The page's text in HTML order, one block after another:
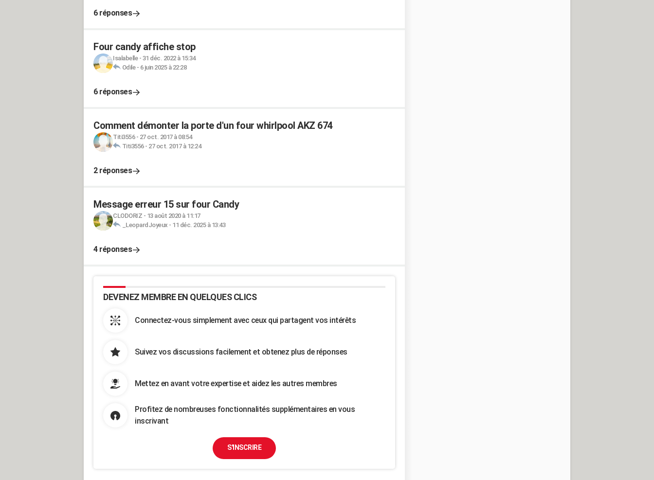
6 réponses
Four candy affiche stop
Isalabelle- 31 déc. 2022 à 15:34
Odile- 6 juin 2025 à 22:28
6 réponses
Comment démonter la porte d'un four whirlpool AKZ 674
Titi3556- 27 oct. 2017 à 08:54
Titi3556- 27 oct. 2017 à 12:24
2 réponses
Message erreur 15 sur four Candy
CLODORIZ - 13 août 2020 à 11:17
_LeopardJoyeux - 11 déc. 2025 à 13:43
4 réponses
DEVENEZ MEMBRE EN QUELQUES CLICS
Connectez-vous simplement avec ceux qui partagent vos intérêts
Suivez vos discussions facilement et obtenez plus de réponses
Mettez en avant votre expertise et aidez les autres membres
Profitez de nombreuses fonctionnalités supplémentaires en vous
inscrivant
S'INSCRIRE